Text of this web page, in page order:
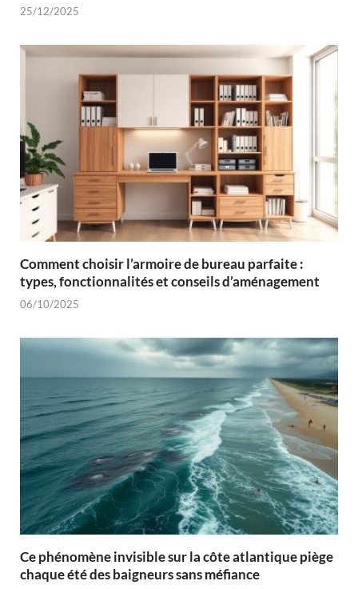
25/12/2025
Comment choisir l’armoire de bureau parfaite :
types, fonctionnalités et conseils d’aménagement
06/10/2025
Ce phénomène invisible sur la côte atlantique piège
chaque été des baigneurs sans méfiance